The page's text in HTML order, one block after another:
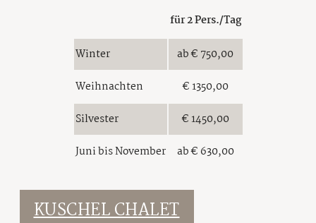
Sommer-Events
Tirols Skidimension
Private Skiing
Karriere
AGB
Sitemap
Impressum
Datenschutz
für 2 Pers./Tag
Winter
ab € 750,00
Weihnachten
€ 1350,00
Silvester
€ 1450,00
Juni bis November
ab € 630,00
KUSCHEL CHALET